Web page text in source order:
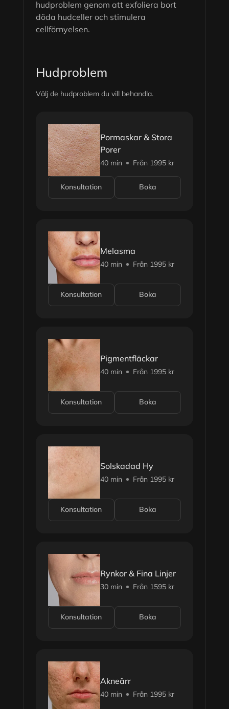
hudproblem genom att exfoliera bort
döda hudceller och stimulera
cellförnyelsen.
Hudproblem
Välj de hudproblem du vill behandla.
Pormaskar & Stora
Porer
40 min Från 1995 kr
Konsultation Boka
Melasma
40 min Från 1995 kr
Konsultation Boka
Pigmentfläckar
40 min Från 1995 kr
Konsultation Boka
Solskadad Hy
40 min Från 1995 kr
Konsultation Boka
Rynkor & Fina Linjer
30 min Från 1595 kr
Konsultation Boka
Akneärr
40 min Från 1995 kr